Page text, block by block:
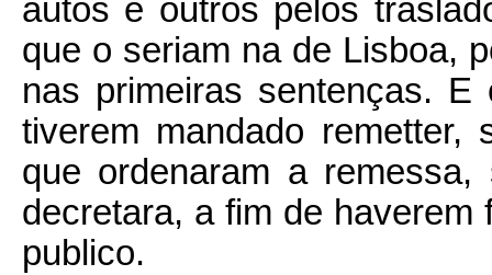
autos e outros pelos
que o seriam na de Lisboa,
nas primeiras sentenças.
tiverem mandado remetter,
que ordenaram a
decretara, a fim de
publico.